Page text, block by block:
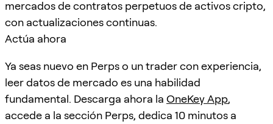
mercados de contratos perpetuos de activos cripto,
con actualizaciones continuas.
Actúa ahora
Ya seas nuevo en Perps o un trader con experiencia,
leer datos de mercado es una habilidad
fundamental. Descarga ahora la OneKey App,
accede a la sección Perps, dedica 10 minutos a